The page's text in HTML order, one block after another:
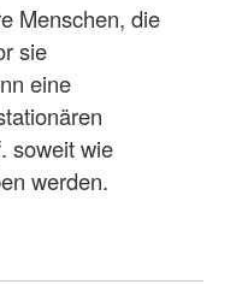
Menschen, die
sie
eine
soweit wie
werden.